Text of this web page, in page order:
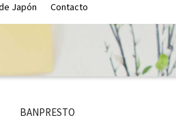
Japón Contacto
BANPRESTO